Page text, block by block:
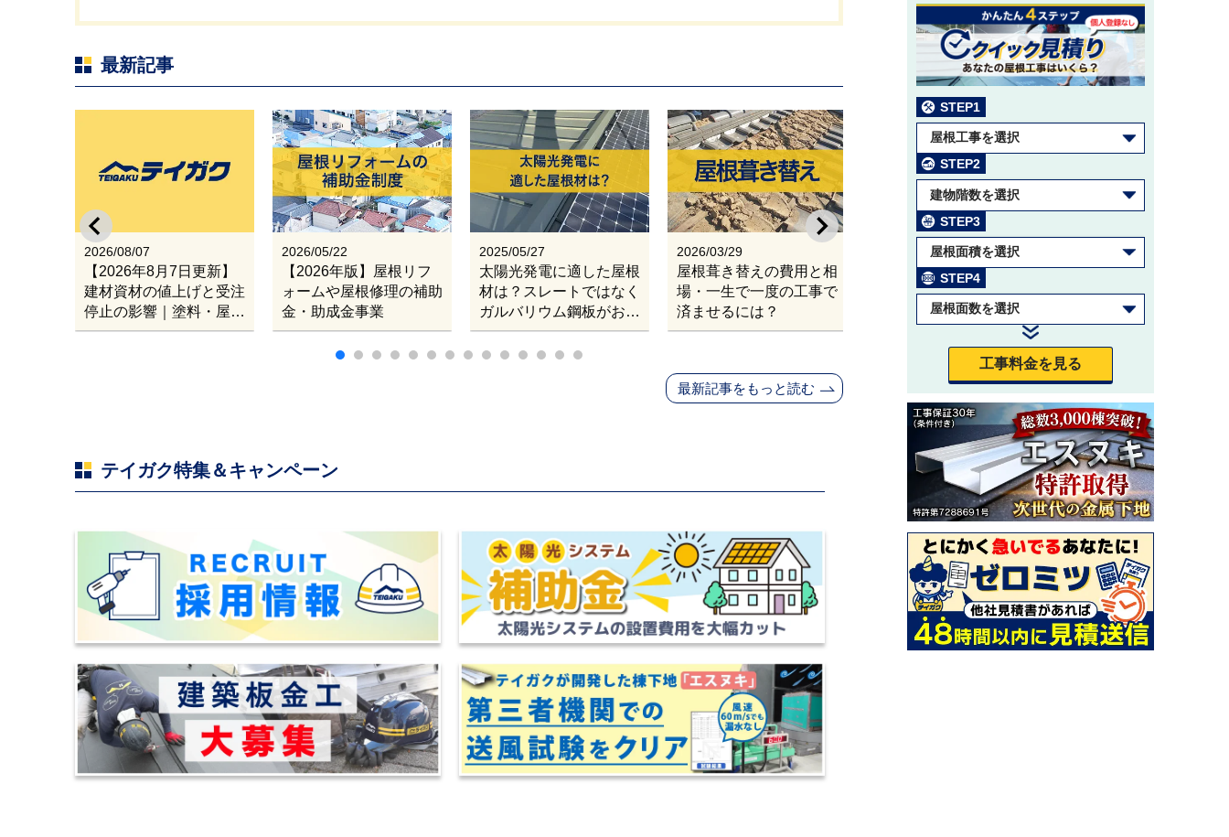
最新記事
2026/08/07
【2026年8月7日更新】
建材資材の値上げと受注
停止の影響｜塗料・屋根
材・シンナー・断熱材・
2026/05/22
【2026年版】屋根リフ
ォームや屋根修理の補助
金・助成金事業
2025/05/27
太陽光発電に適した屋根
材は？スレートではなく
ガルバリウム鋼板がおす
すめである理由
2026/03/29
屋根葺き替えの費用と相
場・一生で一度の工事で
済ませるには？
2026/08/06
アイジー工業とは？特
徴、ガルスパンなど代表
製品の紹介、注意点を施
2026/05/18
電車の線路沿いで足場
組み立てる際の注意点
鉄道会社へ申請の流れ
工事例紹介
最新記事をもっと読む
テイガク特集＆キャンペーン
STEP1
屋根工事を選択
STEP2
建物階数を選択
STEP3
屋根面積を選択
STEP4
屋根面数を選択
工事料金を見る